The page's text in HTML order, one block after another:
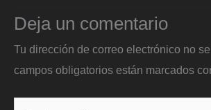
Deja un comentario
Tu dirección de correo electrónico no
campos obligatorios están marcados